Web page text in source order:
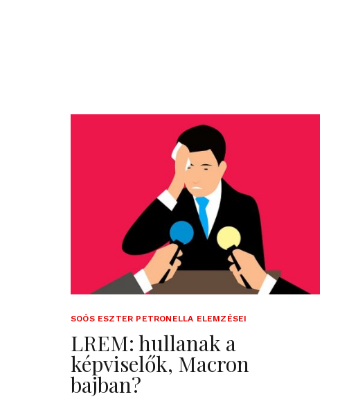
SOÓS ESZTER PETRONELLA ELEMZÉSEI
LREM: hullanak a
képviselők, Macron
bajban?